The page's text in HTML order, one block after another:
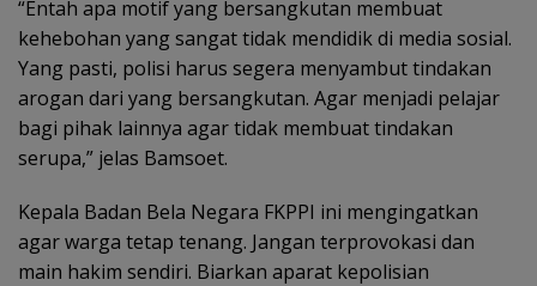
“Entah apa motif yang bersangkutan membuat
kehebohan yang sangat tidak mendidik di media sosial.
Yang pasti, polisi harus segera menyambut tindakan
arogan dari yang bersangkutan. Agar menjadi pelajar
bagi pihak lainnya agar tidak membuat tindakan
serupa,” jelas Bamsoet.
Kepala Badan Bela Negara FKPPI ini mengingatkan
agar warga tetap tenang. Jangan terprovokasi dan
main hakim sendiri. Biarkan aparat kepolisian